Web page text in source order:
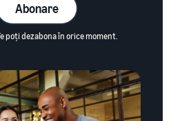
Abonare
poți dezabona în orice moment.